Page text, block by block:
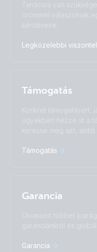
Deutsch
Italiano
Română
Suomalainen
Türkçe
Русский
中國人
Subscribe
Tanácsra van
örömmel válaszolnak
kérdéseire.
Legközelebbi
Támogatás
Konkrét támogatásért,
ügyekben nézze át a
keresse meg azt, akitől
Támogatás
Garancia
Olvasson többet
garanciánkról és
Garancia